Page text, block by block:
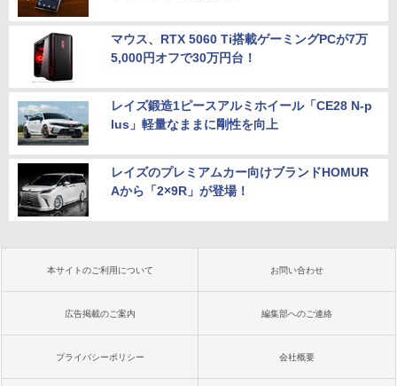
マウス、RTX 5060 Ti搭載ゲーミングPCが7万
5,000円オフで30万円台！
レイズ鍛造1ピースアルミホイール「CE28 N-p
lus」軽量なままに剛性を向上
レイズのプレミアムカー向けブランドHOMUR
Aから「2×9R」が登場！
本サイトのご利用について お問い合わせ
広告掲載のご案内 編集部へのご連絡
プライバシーポリシー 会社概要